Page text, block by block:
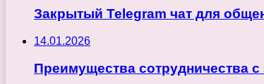
Закрытый Telegram чат для
14.01.2026
Преимущества сотрудничества